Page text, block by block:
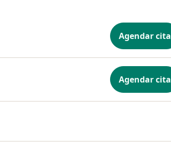
Agendar cita
Agendar cita